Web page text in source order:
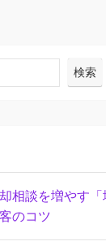
検索
相談を増やす
のコツ